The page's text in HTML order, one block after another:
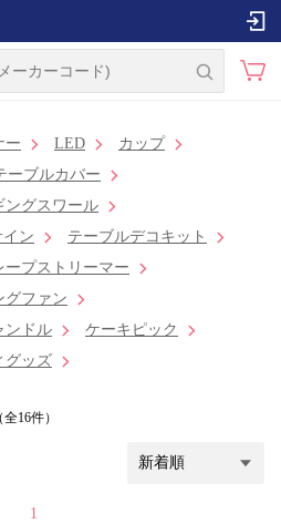
ー LED
カップ
ーブルカバー
ングスワール
ン
テーブルデコキット
ープストリーマー
グファン
ンドル
ケーキピック
グッズ
16件）
1